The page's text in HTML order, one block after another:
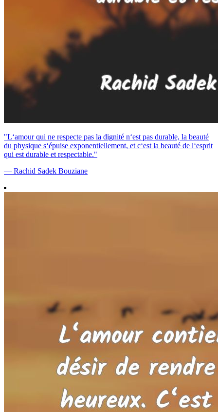
"L‘amour qui ne respecte pas la dignité n‘est pas durable, la beauté
du physique s‘épuise exponentiellement, et c‘est la beauté de l‘esprit
qui est durable et respectable."
— Rachid Sadek Bouziane